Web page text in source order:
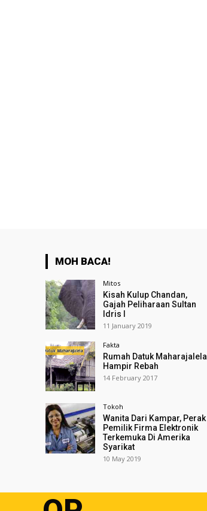
MOH BACA!
Mitos
Kisah Kulup Chandan,
Gajah Peliharaan Sultan
Idris I
11 January 2019
Fakta
Rumah Datuk Maharajalela
Hampir Rebah
14 February 2017
Tokoh
Wanita Dari Kampar, Perak
Pemilik Firma Elektronik
Terkemuka Di Amerika
Syarikat
10 May 2019